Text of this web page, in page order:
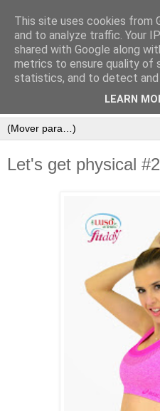
Let's get physical #2
This site uses cookies from
and to analyze traffic. Your
shared with Google along
metrics to ensure quality of
statistics, and to detect and
LEARN